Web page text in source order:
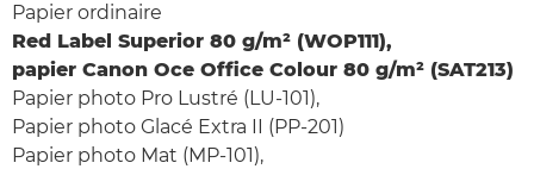
Papier ordinaire
Red Label Superior 80 g/m² (WOP111),
papier Canon Oce Office Colour 80 g/m² (SAT213)
Papier photo Pro Lustré (LU-101),
Papier photo Glacé Extra II (PP-201)
Papier photo Mat (MP-101),